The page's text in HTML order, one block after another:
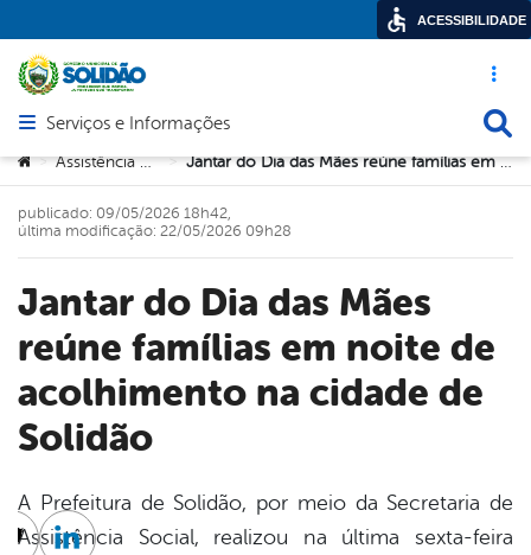
Acesso
Abrir menu principal de navegação
Serviços e Informações
Você está aqui:
> Assistência Social > Jantar do Dia das Mães reúne famílias em noite de acolhimento na cidade de Solidão
Jantar do Dia das Mães
reúne famílias em noite de
acolhimento na cidade de
Solidão
publicado: 09/05/2026 18h42,
última modificação: 22/05/2026 09h28
A Prefeitura de Solidão, por meio da Secretaria de
Assistência Social, realizou na última sexta-feira
ACESSIBILIDADE